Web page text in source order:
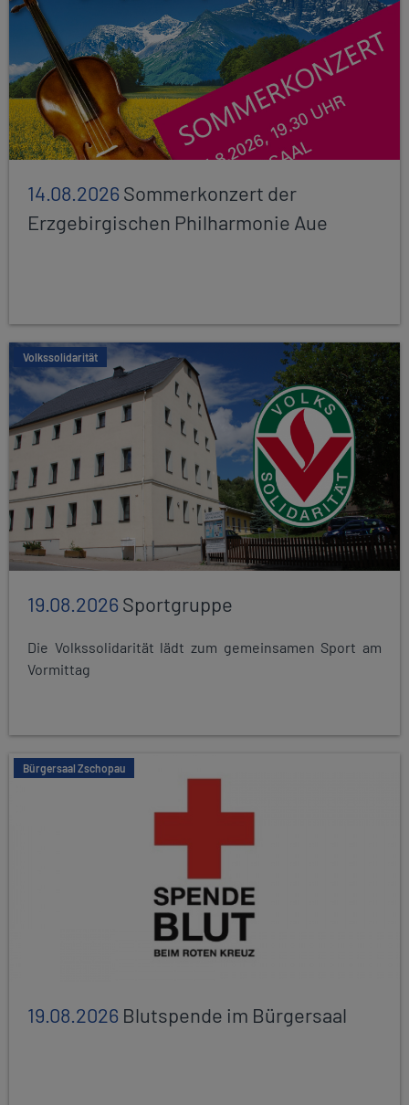
14.08.2026Sommerkonzert der
Erzgebirgischen Philharmonie Aue
Volkssolidarität
19.08.2026Sportgruppe
Die Volkssolidarität lädt zum gemeinsamen Sport am
Vormittag
Bürgersaal Zschopau
19.08.2026 Blutspende im Bürgersaal